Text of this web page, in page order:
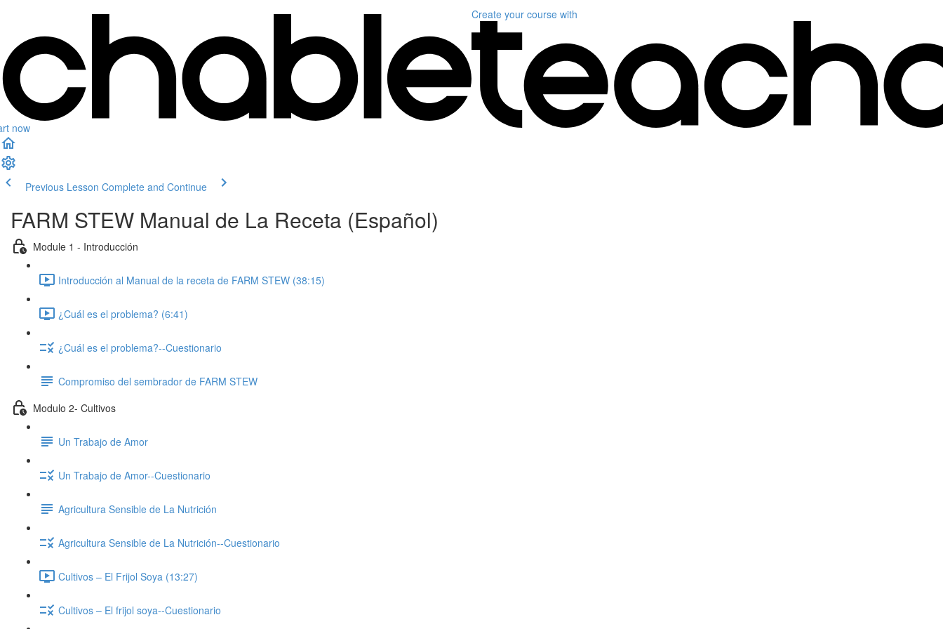
now
Create your course with
Previous Lesson Complete and Continue
FARM STEW Manual de La Receta (Español)
Module 1 - Introducción
Introducción al Manual de la receta de FARM STEW (38:15)
¿Cuál es el problema? (6:41)
¿Cuál es el problema?--Cuestionario
Compromiso del sembrador de FARM STEW
Modulo 2- Cultivos
Un Trabajo de Amor
Un Trabajo de Amor--Cuestionario
Agricultura Sensible de La Nutrición
Agricultura Sensible de La Nutrición--Cuestionario
Cultivos – El Frijol Soya (13:27)
Cultivos – El frijol soya--Cuestionario